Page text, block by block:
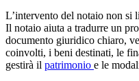
L’intervento del notaio non si
Il notaio aiuta a tradurre un
documento giuridico chiaro,
coinvolti, i beni destinati, le
gestirà il patrimonio e le